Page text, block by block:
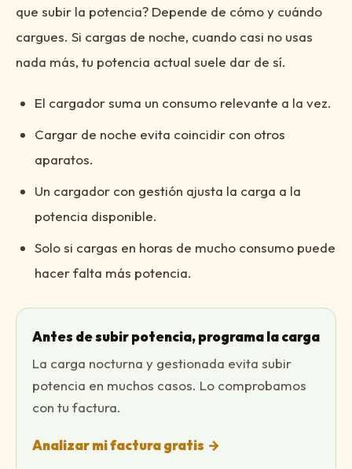
que subir la potencia? Depende de cómo y cuándo
cargues. Si cargas de noche, cuando casi no usas
nada más, tu potencia actual suele dar de sí.
El cargador suma un consumo relevante a la vez.
Cargar de noche evita coincidir con otros
aparatos.
Un cargador con gestión ajusta la carga a la
potencia disponible.
Solo si cargas en horas de mucho consumo puede
hacer falta más potencia.
Antes de subir potencia, programa la carga
La carga nocturna y gestionada evita subir
potencia en muchos casos. Lo comprobamos
con tu factura.
Analizar mi factura gratis →